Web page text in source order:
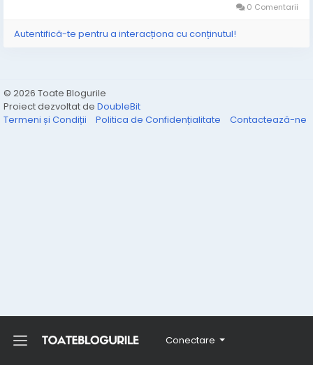
Conectare
0 Comentarii
Autentifică-te pentru a interacționa cu conținutul!
© 2026 Toate Blogurile
Proiect dezvoltat de DoubleBit
Termeni și Condiții
Politica de Confidențialitate Contactează-ne